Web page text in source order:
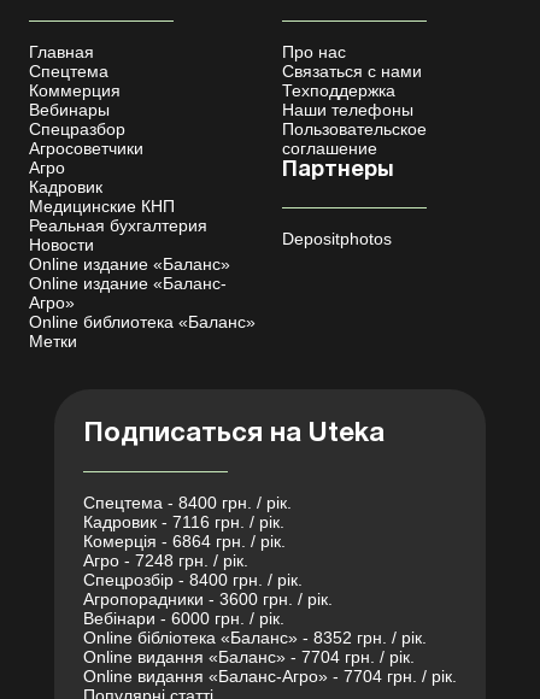
Главная
Спецтема
Коммерция
Вебинары
Спецразбор
Агросоветчики
Агро
Кадровик
Медицинские КНП
Реальная бухгалтерия
Новости
Online издание «Баланс»
Online издание «Баланс-
Агро»
Online библиотека «Баланс»
Метки
Про нас
Связаться с нами
Техподдержка
Наши телефоны
Пользовательское
соглашение
Партнеры
Depositphotos
Подписаться на Uteka
Спецтема - 8400 грн. / рік.
Кадровик - 7116 грн. / рік.
Комерція - 6864 грн. / рік.
Агро - 7248 грн. / рік.
Спецрозбір - 8400 грн. / рік.
Агропорадники - 3600 грн. / рік.
Вебінари - 6000 грн. / рік.
Online бібліотека «Баланс» - 8352 грн. / рік.
Online видання «Баланс» - 7704 грн. / рік.
Online видання «Баланс-Агро» - 7704 грн. / рік.